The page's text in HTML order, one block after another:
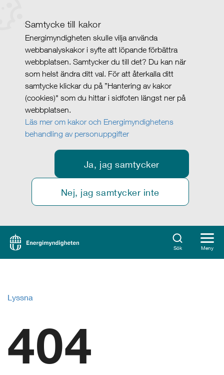
Samtycke till kakor
Energimyndigheten skulle vilja använda
webbanalyskakor i syfte att löpande förbättra
webbplatsen. Samtycker du till det? Du kan när
som helst ändra ditt val. För att återkalla ditt
samtycke klickar du på ”Hantering av kakor
(cookies)" som du hittar i sidfoten längst ner på
webbplatsen.
Läs mer om kakor och Energimyndighetens
behandling av personuppgifter
Ja, jag samtycker
Nej, jag samtycker inte
Sök Meny
Lyssna
404